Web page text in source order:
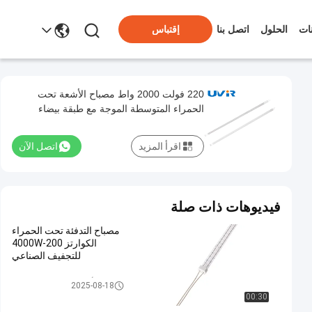
الحلول اتصل بنا إقتباس
220 فولت 2000 واط مصباح الأشعة تحت
الحمراء المتوسطة الموجة مع طبقة بيضاء
اتصل الآن اقرأ المزيد
فيديوهات ذات صلة
00:30
مصباح التدفئة تحت الحمراء
الكوارتز 200-4000W
للتجفيف الصناعي
مصابيح الأشعة تحت الحمراء الكوا
2025-08-18